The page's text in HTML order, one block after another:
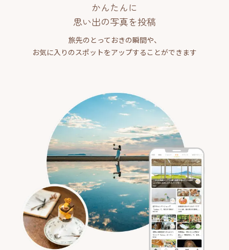
かんたんに
思い出の写真を投稿
旅先のとっておきの瞬間や、
お気に入りのスポットをアップすることができます